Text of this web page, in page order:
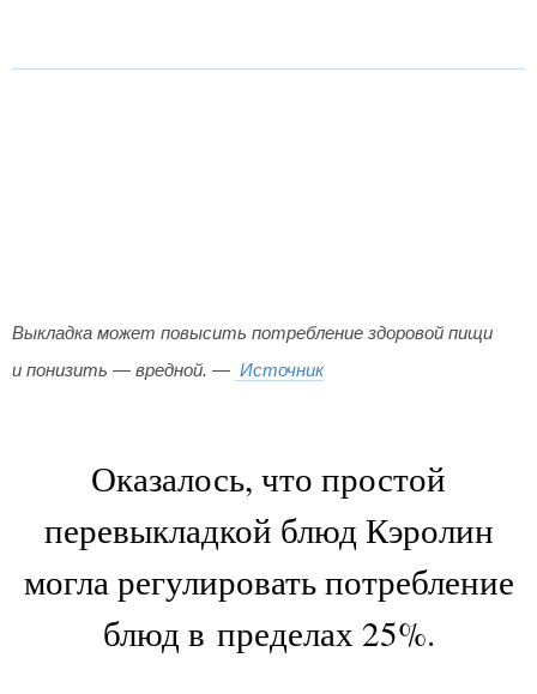
Выкладка может повысить потребление здоровой пищи
и понизить — вредной. — Источник
Оказалось, что простой
перевыкладкой блюд Кэролин
могла регулировать потребление
блюд в пределах 25%.